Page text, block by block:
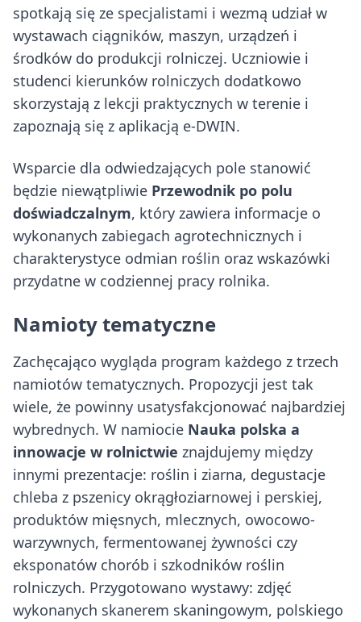
spotkają się ze specjalistami i wezmą udział w
wystawach ciągników, maszyn, urządzeń i
środków do produkcji rolniczej. Uczniowie i
studenci kierunków rolniczych dodatkowo
skorzystają z lekcji praktycznych w terenie i
zapoznają się z aplikacją e-DWIN.
Wsparcie dla odwiedzających pole stanowić
będzie niewątpliwie Przewodnik po polu
doświadczalnym, który zawiera informacje o
wykonanych zabiegach agrotechnicznych i
charakterystyce odmian roślin oraz wskazówki
przydatne w codziennej pracy rolnika.
Namioty tematyczne
Zachęcająco wygląda program każdego z trzech
namiotów tematycznych. Propozycji jest tak
wiele, że powinny usatysfakcjonować najbardziej
wybrednych. W namiocie Nauka polska a
innowacje w rolnictwie znajdujemy między
innymi prezentacje: roślin i ziarna, degustacje
chleba z pszenicy okrągłoziarnowej i perskiej,
produktów mięsnych, mlecznych, owocowo-
warzywnych, fermentowanej żywności czy
eksponatów chorób i szkodników roślin
rolniczych. Przygotowano wystawy: zdjęć
wykonanych skanerem skaningowym, polskiego